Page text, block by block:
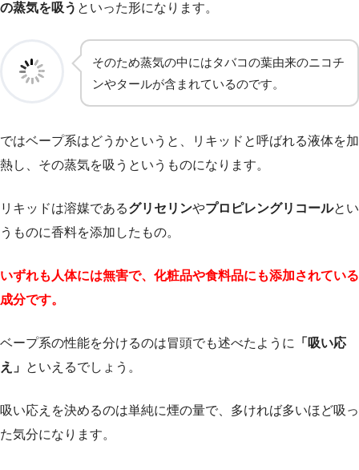
の蒸気を吸う といった形になります。
そのため蒸気の中にはタバコの葉由来のニコチ
ンやタールが含まれているのです。
ではベープ系はどうかというと、リキッドと呼ばれる液体を加
熱し、その蒸気を吸うというものになります。
リキッドは溶媒であるグリセリンやプロピレングリコールとい
うものに香料を添加したもの。
いずれも人体には無害で、化粧品や食料品にも添加されている
成分です。
ベープ系の性能を分けるのは冒頭でも述べたように
「吸い応
え」 といえるでしょう。
吸い応えを決めるのは単純に煙の量で、多ければ多いほど吸っ
た気分になります。